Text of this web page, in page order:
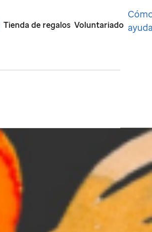
Tienda de regalos Voluntariado